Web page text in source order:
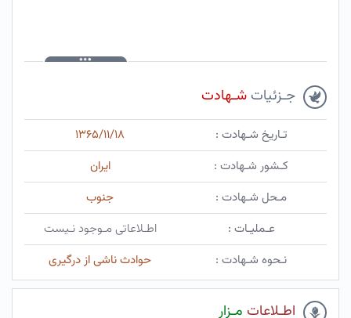
جـزئیات شـهادت
تـاریخ شـهادت :
۱۳۶۵/۱۱/۱۸
کـشور شـهادت :
ایران
مـحل شـهادت :
جنوب
عـملیـات :
اطـلاعاتی مـوجود نـیست
نـحوه شـهادت :
حوادث ناشی از درگیری
اطـلاعات مـزار